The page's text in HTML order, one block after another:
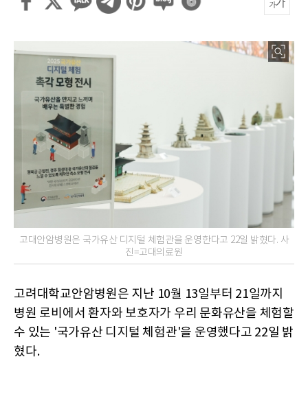
고대안암병원은 국가유산 디지털 체험관을 운영한다고 22일 밝혔다. 사
진=고대의료원
고려대학교안암병원은 지난 10월 13일부터 21일까지
병원 로비에서 환자와 보호자가 우리 문화유산을 체험할
수 있는 '국가유산 디지털 체험관'을 운영했다고 22일 밝
혔다.